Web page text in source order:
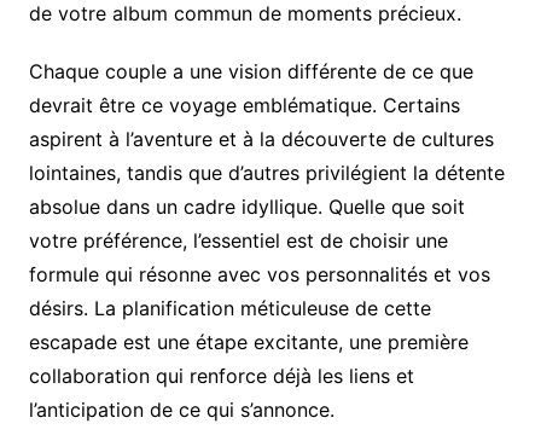
de votre album commun de moments précieux.
Chaque couple a une vision différente de ce que
devrait être ce voyage emblématique. Certains
aspirent à l’aventure et à la découverte de cultures
lointaines, tandis que d’autres privilégient la détente
absolue dans un cadre idyllique. Quelle que soit
votre préférence, l’essentiel est de choisir une
formule qui résonne avec vos personnalités et vos
désirs. La planification méticuleuse de cette
escapade est une étape excitante, une première
collaboration qui renforce déjà les liens et
l’anticipation de ce qui s’annonce.